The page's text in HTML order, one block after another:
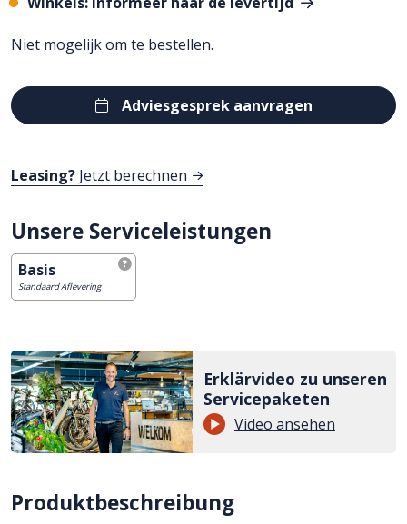
Niet mogelijk om te bestellen.
Adviesgesprek aanvragen
Leasing? Jetzt berechnen
Unsere Serviceleistungen
Basis
Standaard Aflevering
Erklärvideo zu unseren
Servicepaketen
Video ansehen
Produktbeschreibung